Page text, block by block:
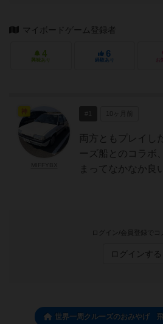
マイボードゲーム登録者
4
興味あり
6
経験あり お
両方ともプレイし
ーズ船とのコラボ
まってなかなか良
ログイン/会員登録でコ
ログインする
世界一周クルーズのおみやげ